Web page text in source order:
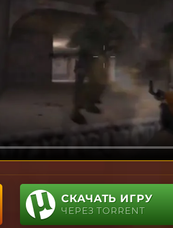
СКАЧАТЬ ИГРУ
ЧЕРЕЗ TORRENT